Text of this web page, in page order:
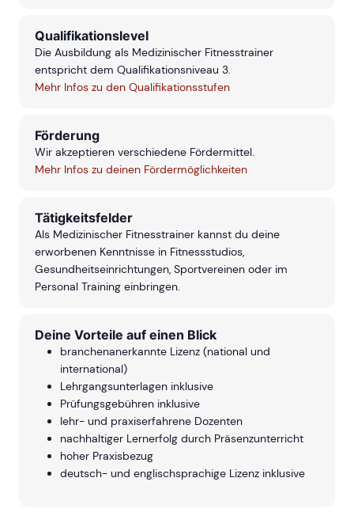
Qualifikationslevel
Die Ausbildung als Medizinischer Fitnesstrainer
entspricht dem Qualifikationsniveau 3.
Mehr Infos zu den Qualifikationsstufen
Förderung
Wir akzeptieren verschiedene Fördermittel.
Mehr Infos zu deinen Fördermöglichkeiten
Tätigkeitsfelder
Als Medizinischer Fitnesstrainer kannst du deine
erworbenen Kenntnisse in Fitnessstudios,
Gesundheitseinrichtungen, Sportvereinen oder im
Personal Training einbringen.
Deine Vorteile auf einen Blick
branchenanerkannte Lizenz (national und
international)
Lehrgangsunterlagen inklusive
Prüfungsgebühren inklusive
lehr- und praxiserfahrene Dozenten
nachhaltiger Lernerfolg durch Präsenzunterricht
hoher Praxisbezug
deutsch- und englischsprachige Lizenz inklusive